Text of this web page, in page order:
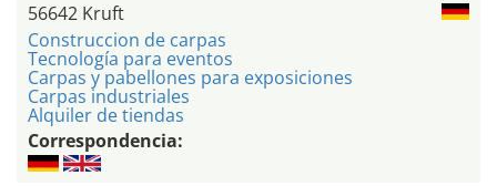
56642 Kruft
Construccion de carpas
Tecnología para eventos
Carpas y pabellones para exposiciones
Carpas industriales
Alquiler de tiendas
Correspondencia: